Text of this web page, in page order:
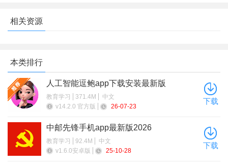
相关资源
本类排行
人工智能逗鲍app下载安装最新版
教育学习 371.4M
中文
v14.2.0 官方版
26-07-23
下载
中邮先锋手机app最新版2026
教育学习 92.4M
中文
v1.6.0安卓版
25-10-28
下载